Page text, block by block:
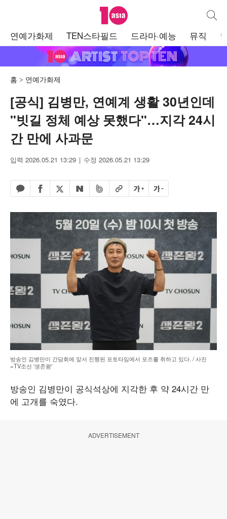
텐아시아 통합
연예가화제 TEN스타필드 드라마·예능 뮤직
홈 연예가화제
[공식] 김병만, 연예계 생활 30년인데
"빗길 정체 예상 못했다"…지각 24시
간 만에 사과문
입력 2026.05.21 13:29 수정 2026.05.21 13:29
카카오톡 공유하기
페이스북 공유하기
엑스 공유하기
네이버 공유하기
밴드 공유하기
URL복사글자 크게글자 작게
방송인 김병만이 간담회에 앞서 진행된 포토타임에서 포즈를 취하고 있다. / 사진
=TV조선 '생존왕'
방송인 김병만이 공식석상에 지각한 후 약 24시간 만
에 고개를 숙였다.
ADVERTISEMENT